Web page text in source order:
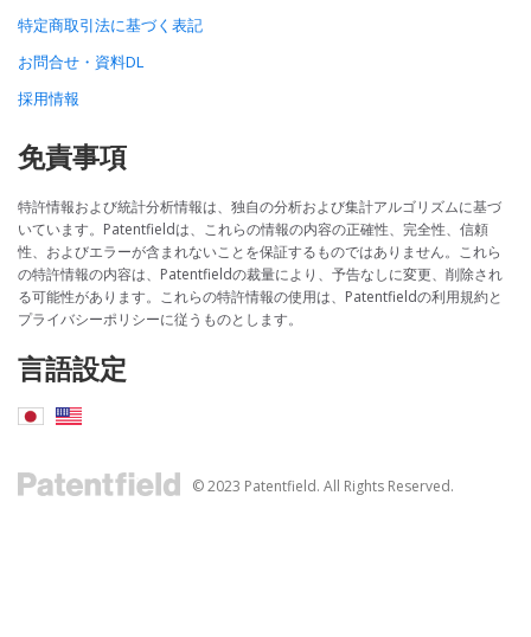
特定商取引法に基づく表記
お問合せ・資料DL
採用情報
免責事項
特許情報および統計分析情報は、独自の分析および集計アルゴリズムに基づ
いています。Patentfieldは、これらの情報の内容の正確性、完全性、信頼
性、およびエラーが含まれないことを保証するものではありません。これら
の特許情報の内容は、Patentfieldの裁量により、予告なしに変更、削除され
る可能性があります。これらの特許情報の使用は、Patentfieldの利用規約と
プライバシーポリシーに従うものとします。
言語設定
© 2023 Patentfield. All Rights Reserved.